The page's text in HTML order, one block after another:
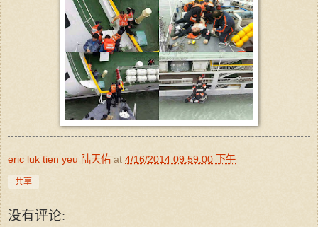
eric luk tien yeu 陆天佑 at 4/16/2014 09:59:00 下午
共享
没有评论: